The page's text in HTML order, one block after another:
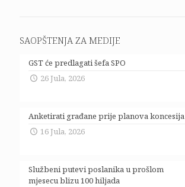
SAOPŠTENJA ZA MEDIJE
GST će predlagati šefa SPO
26 Jula, 2026
Anketirati građane prije planova koncesija
16 Jula, 2026
Službeni putevi poslanika u prošlom
mjesecu blizu 100 hiljada